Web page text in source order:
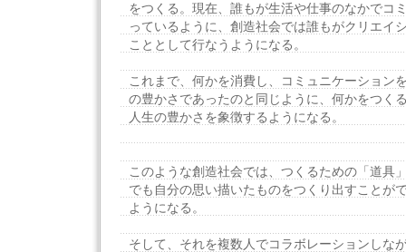
をつくる。現在、誰もが生活や仕事のなかでコ
っているように、創造社会では誰もがクリエイ
こととして行なうようになる。
これまで、何かを消費し、コミュニケーション
の豊かさであったのと同じように、何かをつく
人生の豊かさを象徴するようになる。
このような創造社会では、つくるための「道具
でも自分の思い描いたものをつくり出すことが
ようになる。
そして、それを複数人でコラボレーションしな